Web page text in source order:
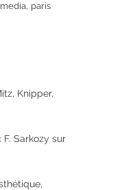
media, paris
Knipper,
Sarkozy sur